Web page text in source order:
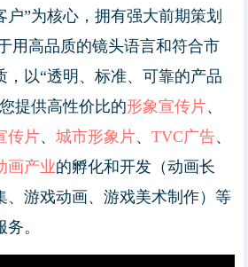
”为核心，拥有强大前期策划
用高品质的镜头语言和符合市
，以“透明、标准、可靠的产品
提供高性价比的形象宣传片、
传片、 城市形象片、 TVC广告、
画产业的孵化和开发（动画长
、游戏动画、游戏美术制作）等
。